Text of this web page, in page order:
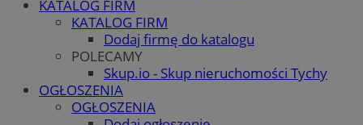
KATALOG FIRM
KATALOG FIRM
Dodaj firmę do katalogu
POLECAMY
Skup.io - Skup nieruchomości Tychy
OGŁOSZENIA
OGŁOSZENIA